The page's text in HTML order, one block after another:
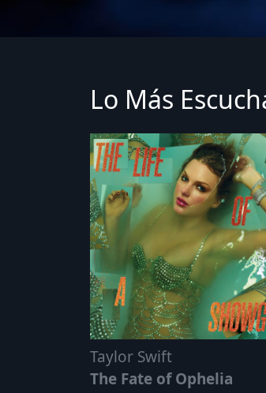
Lo Más
Taylor Swift
The Fate of Ophelia